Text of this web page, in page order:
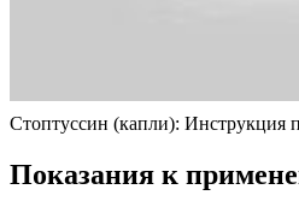
Стоптуссин (капли): Инструкция
Показания к